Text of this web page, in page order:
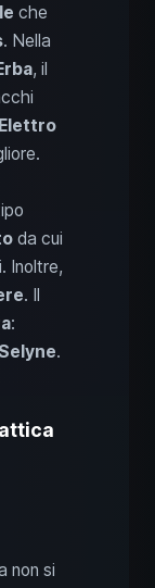
che
. Nella
, il
da cui
Inoltre,
. Il
:
.
non si